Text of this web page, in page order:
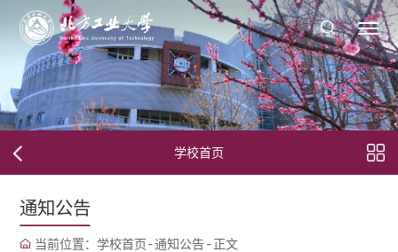
学校首页
通知公告
当前位置： 学校首页-通知公告-正文